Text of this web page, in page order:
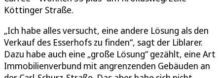
Köttinger Straße.
„Ich habe alles versucht, eine andere Lösung als den
Verkauf des Esserhofs zu finden“, sagt der Liblarer.
Dazu habe auch eine „große Lösung“ gezählt, eine Art
Immobilienverbund mit angrenzenden Gebäuden an